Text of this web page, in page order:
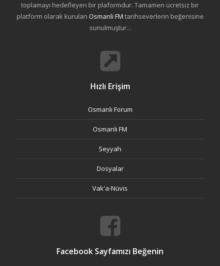
toplamayı hedefleyen bir plaformdur. Tamamen ücretsiz bir
platform olarak kurulan Osmanli FM tarihseverlerin beğenisine
sunulmuştur...
Hızlı Erişim
Osmanlı Forum
Osmanlı FM
Seyyah
Dosyalar
Vak'a-Nüvis
Facebook Sayfamızı Beğenin